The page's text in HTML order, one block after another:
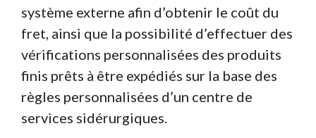
système externe afin d’obtenir le coût du
fret, ainsi que la possibilité d’effectuer des
vérifications personnalisées des produits
finis prêts à être expédiés sur la base des
règles personnalisées d’un centre de
services sidérurgiques.